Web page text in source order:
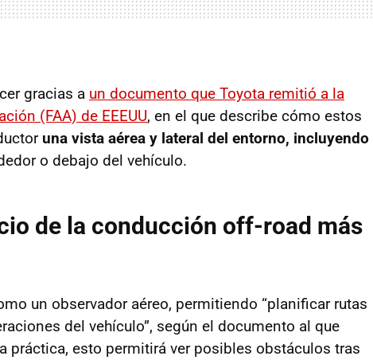
gracias a un documento que Toyota remitió a la
(FAA) de EEEUU, en el que describe cómo estos
una vista aérea y lateral del entorno, incluyendo
o debajo del vehículo.
de la conducción off-road más
un observador aéreo, permitiendo “planificar rutas
del vehículo”, según el documento al que
práctica, esto permitirá ver posibles obstáculos tras